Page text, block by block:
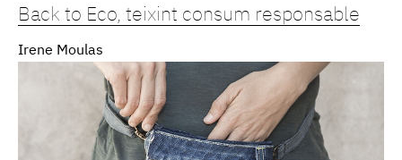
Back to Eco, teixint consum responsable
Irene Moulas